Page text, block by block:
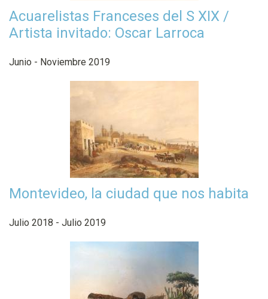
Acuarelistas Franceses del S XIX /
Artista invitado: Oscar Larroca
Junio - Noviembre 2019
Montevideo, la ciudad que nos habita
Julio 2018 - Julio 2019